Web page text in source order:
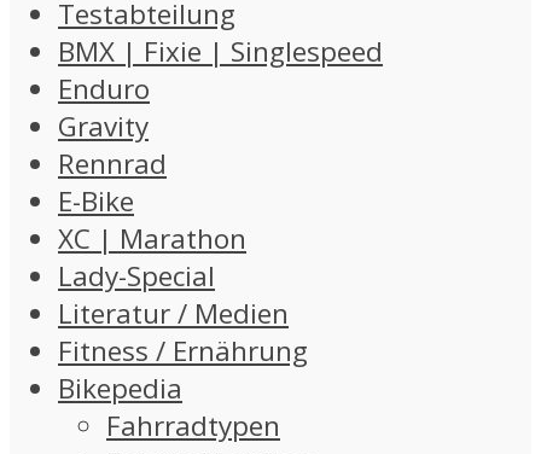
Testabteilung
BMX | Fixie | Singlespeed
Enduro
Gravity
Rennrad
E-Bike
XC | Marathon
Lady-Special
Literatur / Medien
Fitness / Ernährung
Bikepedia
Fahrradtypen